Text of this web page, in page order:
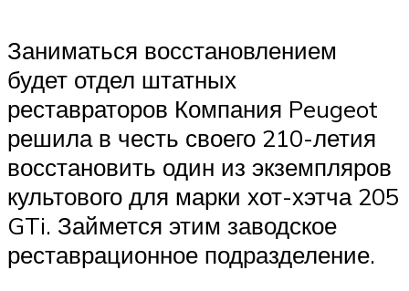
Заниматься восстановлением
будет отдел штатных
реставраторов Компания Peugeot
решила в честь своего 210-летия
восстановить один из экземпляров
культового для марки хот-хэтча 205
GTi. Займется этим заводское
реставрационное подразделение.